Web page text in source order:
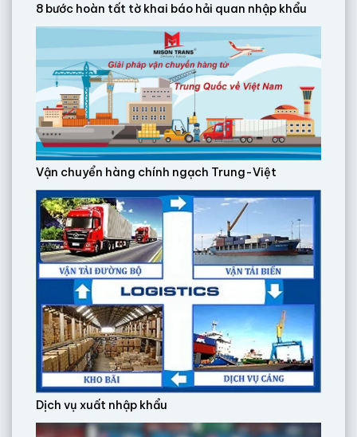
8 bước hoàn tất tờ khai báo hải quan nhập khẩu
Vận chuyển hàng chính ngạch Trung-Việt
Dịch vụ xuất nhập khẩu